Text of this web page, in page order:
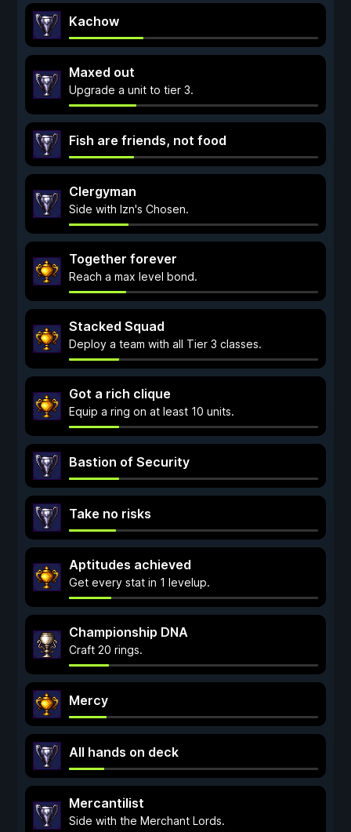
Kachow
Maxed out
Upgrade a unit to tier 3.
Fish are friends, not food
Clergyman
Side with Izn's Chosen.
Together forever
Reach a max level bond.
Stacked Squad
Deploy a team with all Tier 3 classes.
Got a rich clique
Equip a ring on at least 10 units.
Bastion of Security
Take no risks
Aptitudes achieved
Get every stat in 1 levelup.
Championship DNA
Craft 20 rings.
Mercy
All hands on deck
Mercantilist
Side with the Merchant Lords.